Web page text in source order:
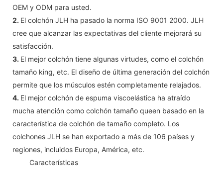
OEM y ODM para usted.
2. El colchón JLH ha pasado la norma ISO 9001 2000. JLH
cree que alcanzar las expectativas del cliente mejorará su
satisfacción.
3. El mejor colchón tiene algunas virtudes, como el colchón
tamaño king, etc. El diseño de última generación del colchón
permite que los músculos estén completamente relajados.
4. El mejor colchón de espuma viscoelástica ha atraído
mucha atención como colchón tamaño queen basado en la
característica de colchón de tamaño completo. Los
colchones JLH se han exportado a más de 106 países y
regiones, incluidos Europa, América, etc.
Características